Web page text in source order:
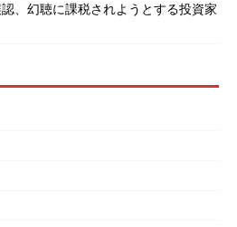
、幻聴に課税されようとする投資家